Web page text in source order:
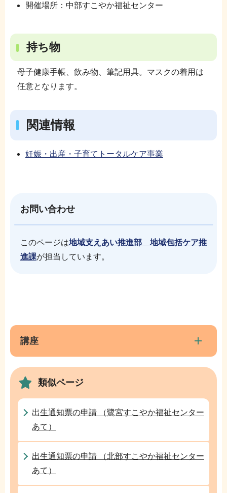
開催場所：中部すこやか福祉センター
持ち物
母子健康手帳、飲み物、筆記用具。マスクの着用は
任意となります。
関連情報
妊娠・出産・子育てトータルケア事業
お問い合わせ
このページは地域支えあい推進部 地域包括ケア推
進課が担当しています。
こ
ま
で
ブ
ビ
講座
類似ページ
出生通知票の申請 （鷺宮すこやか福祉センター
あて）
出生通知票の申請 （北部すこやか福祉センター
あて）